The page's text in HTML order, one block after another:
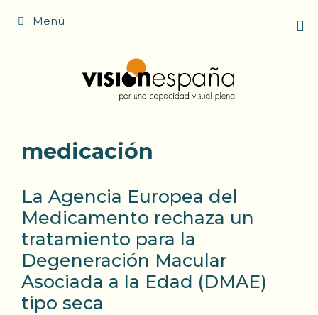
Menú
medicación
La Agencia Europea del
Medicamento rechaza un
tratamiento para la
Degeneración Macular
Asociada a la Edad (DMAE)
tipo seca